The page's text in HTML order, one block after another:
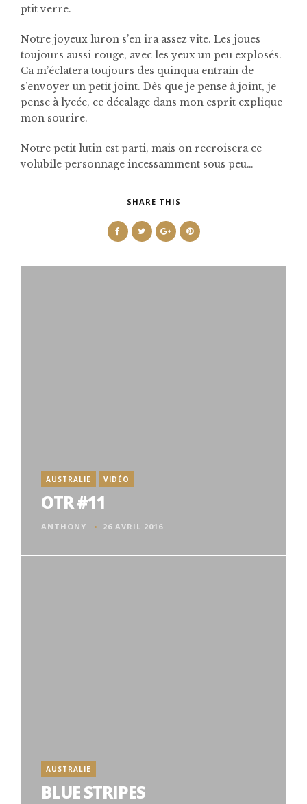
ptit verre.
Notre joyeux luron s’en ira assez vite. Les joues
toujours aussi rouge, avec les yeux un peu explosés.
Ca m’éclatera toujours des quinqua entrain de
s’envoyer un petit joint. Dès que je pense à joint, je
pense à lycée, ce décalage dans mon esprit explique
mon sourire.
Notre petit lutin est parti, mais on recroisera ce
volubile personnage incessamment sous peu…
SHARE THIS
AUSTRALIE VIDÉO
OTR #11
ANTHONY 26 AVRIL 2016
AUSTRALIE
BLUE STRIPES